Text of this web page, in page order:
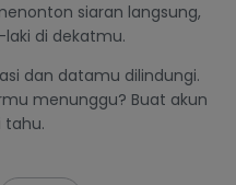
siaran langsung,
di dekatmu.
dan datamu dilindungi.
menunggu? Buat akun
tahu.